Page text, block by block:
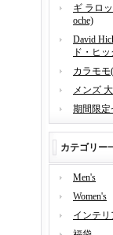
ギ ラロ
oche)
David
ド・ヒッ
カラモモ
メンズ
期間限定
カテゴリー
Men's
Women's
インテリ